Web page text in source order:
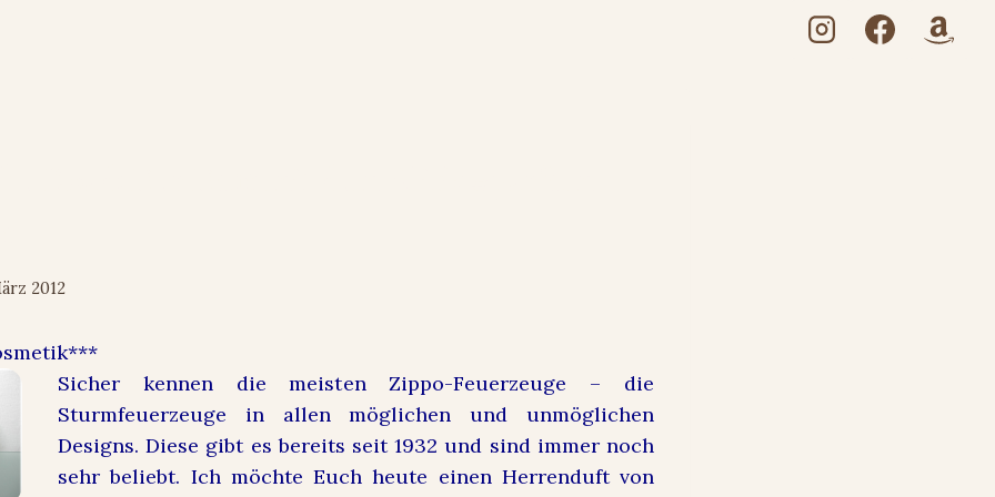
2012
Sicher kennen die meisten Zippo-Feuerzeuge – die
Sturmfeuerzeuge in allen möglichen und unmöglichen
Designs. Diese gibt es bereits seit 1932 und sind immer noch
sehr beliebt. Ich möchte Euch heute einen Herrenduft von